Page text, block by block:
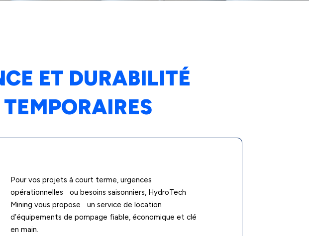
ET DURABILITÉ
Pour vos projets à court terme, urgences
opérationnelles ou besoins saisonniers, HydroTech
Mining vous propose un service de location
d’équipements de pompage fiable, économique et clé
en main.